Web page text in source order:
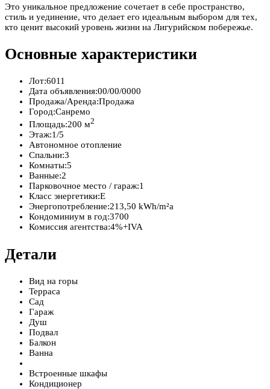
Это уникальное предложение сочетает в себе пространство,
стиль и уединение, что делает его идеальным выбором для тех,
кто ценит высокий уровень жизни на Лигурийском побережье.
Основные характеристики
Лот:6011
Дата объявления:00/00/0000
Продажа/Аренда:Продажа
Город:Санремо
Площадь:200 м2
Этаж:1/5
Автономное отопление
Спальни:3
Комнаты:5
Ванные:2
Парковочное место / гараж:1
Класс энергетики:E
Энергопотребление:213,50 kWh/m²a
Кондоминиум в год:3700
Комиссия агентства:4%+IVA
Детали
Вид на горы
Терраса
Сад
Гараж
Душ
Подвал
Балкон
Ванна
Встроенные шкафы
Кондиционер